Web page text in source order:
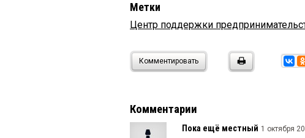
Метки
Центр поддержки
Комментировать
Комментарии
Пока ещё местный 1 октября